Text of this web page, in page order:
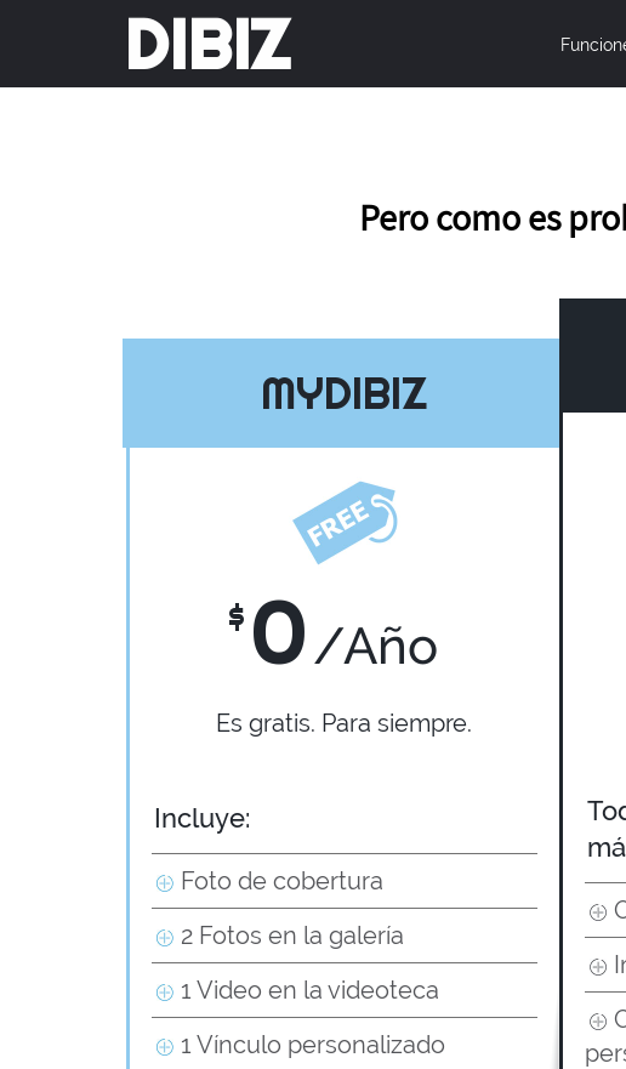
DIBIZ
Pero como es
MYDIBIZ
$0/Año
Es gratis. Para siempre.
Incluye:
Foto de cobertura
2 Fotos en la galería
1 Video en la videoteca
1 Vínculo personalizado